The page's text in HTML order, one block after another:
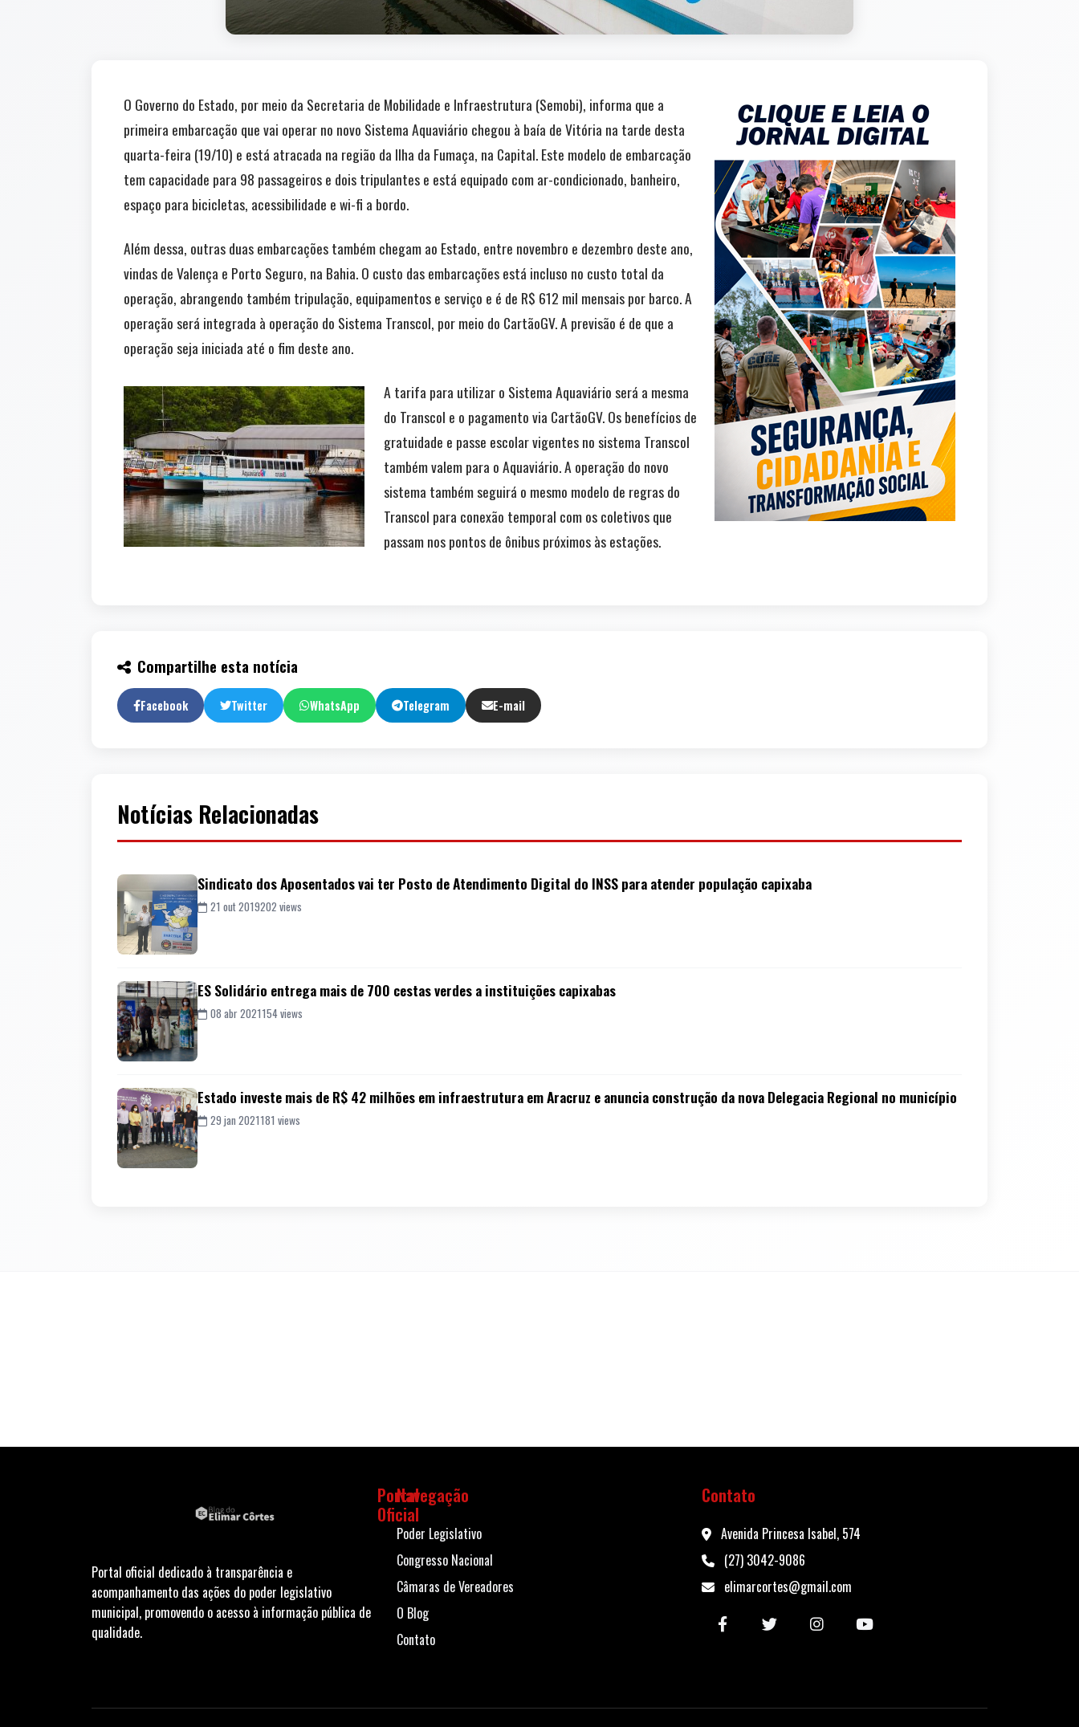
O Governo do Estado, por meio da Secretaria de Mobilidade e Infraestrutura (Semobi), informa que a
primeira embarcação que vai operar no novo Sistema Aquaviário chegou à baía de Vitória na tarde desta
quarta-feira (19/10) e está atracada na região da Ilha da Fumaça, na Capital. Este modelo de embarcação
tem capacidade para 98 passageiros e dois tripulantes e está equipado com ar-condicionado, banheiro,
espaço para bicicletas, acessibilidade e wi-fi a bordo.
Além dessa, outras duas embarcações também chegam ao Estado, entre novembro e dezembro deste ano,
vindas de Valença e Porto Seguro, na Bahia. O custo das embarcações está incluso no custo total da
operação, abrangendo também tripulação, equipamentos e serviço e é de R$ 612 mil mensais por barco. A
operação será integrada à operação do Sistema Transcol, por meio do CartãoGV. A previsão é de que a
operação seja iniciada até o fim deste ano.
A tarifa para utilizar o Sistema Aquaviário será a mesma
do Transcol e o pagamento via CartãoGV. Os benefícios de
gratuidade e passe escolar vigentes no sistema Transcol
também valem para o Aquaviário. A operação do novo
sistema também seguirá o mesmo modelo de regras do
Transcol para conexão temporal com os coletivos que
passam nos pontos de ônibus próximos às estações.
Compartilhe esta notícia
Facebook Twitter WhatsApp Telegram E-mail
Notícias Relacionadas
Sindicato dos Aposentados vai ter Posto de Atendimento Digital do INSS para atender população capixaba
21 out 2019202 views
ES Solidário entrega mais de 700 cestas verdes a instituições capixabas
08 abr 2021154 views
Estado investe mais de R$ 42 milhões em infraestrutura em Aracruz e anuncia construção da nova Delegacia Regional no município
29 jan 2021181 views
Portal
Oficial
Portal oficial dedicado à transparência e
acompanhamento das ações do poder legislativo
municipal, promovendo o acesso à informação pública de
qualidade.
Navegação
Poder Legislativo
Congresso Nacional
Câmaras de Vereadores
O Blog
Contato
Contato
Avenida Princesa Isabel, 574
(27) 3042-9086
elimarcortes@gmail.com